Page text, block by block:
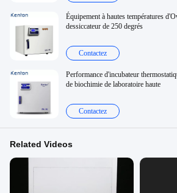
Équipement à hautes températures
dessiccateur de 250 degrés
Contactez
Performance d'incubateur
de biochimie de laboratoire haute
Contactez
Related Videos